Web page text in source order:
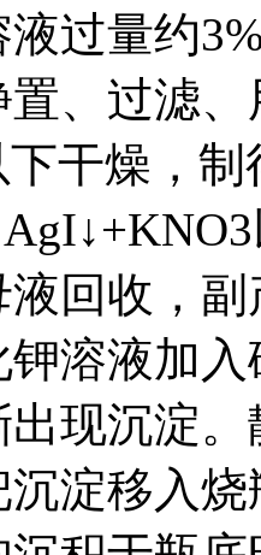
过量约
、过滤
干燥，制
回收，
溶液加
现沉淀
淀移入